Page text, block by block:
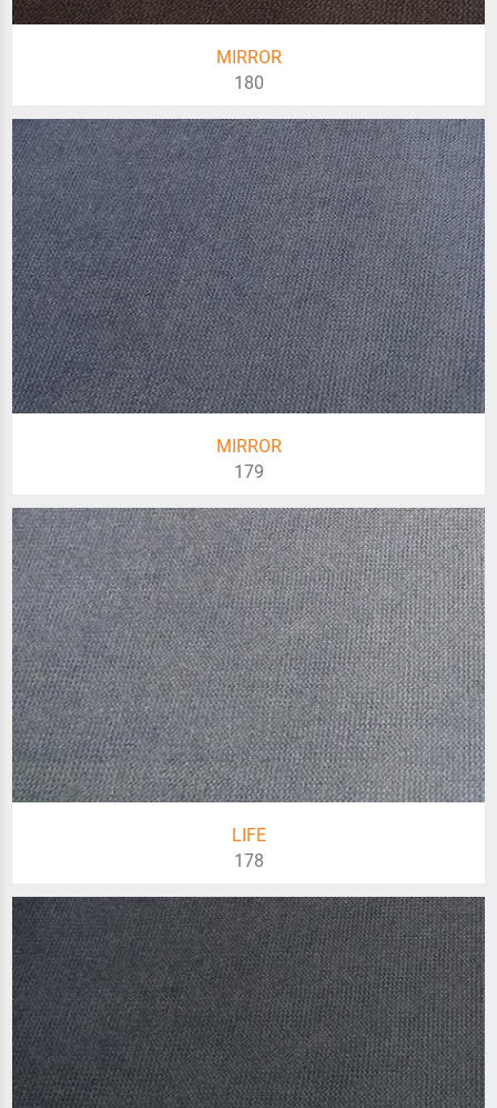
MIRROR
180
MIRROR
179
LIFE
178